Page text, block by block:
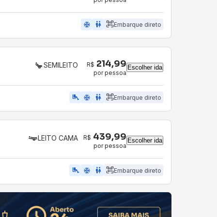
ac_unit wc Embarque direto
SEMILEITO R$ 214,99
por pessoa
Escolher ida
airline_seat_legroom_extra ac_unit WC Embarque direto
LEITO CAMA R$ 439,99
por pessoa
Escolher ida
airline_seat_legroom_extra ac_unit wc Embarque direto